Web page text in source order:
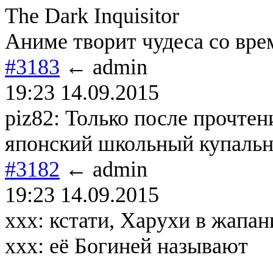
The Dark Inquisitor
Аниме творит чудеса со
#3183 ← admin
19:23 14.09.2015
piz82: Только после
японский школьный
#3182 ← admin
19:23 14.09.2015
xxx: кстати, Харухи в
xxx: её Богиней называют